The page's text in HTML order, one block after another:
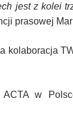
jest z kolei
prasowej
kolaboracja
ACTA w